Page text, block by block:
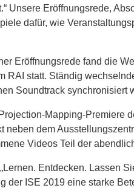
Unsere Eröffnungsrede,
dafür, wie
Eröffnungsrede fand die
RAI statt. Ständig
Soundtrack synchronisiert
Mapping-Premiere
neben dem
Videos Teil der
Entdecken. Lassen
der ISE 2019 eine starke